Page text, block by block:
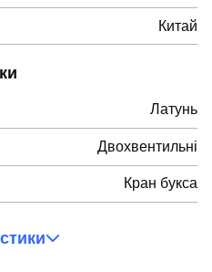
Китай
Латунь
Двохвентильні
Кран букса